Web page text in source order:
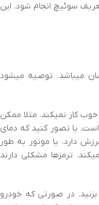
سوئیچ انجام شود. این
میباشد. توصیه میشود
کار نمیکند. مثلا ممکن
یا تصور کنید که دمای
دارد. یا موتور به طور
ترمزها مشکلی دارند
در صورتی که خودرو